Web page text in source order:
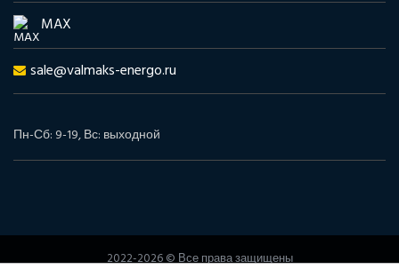
MAX
sale@valmaks-energo.ru
Пн-Сб: 9-19, Вс: выходной
2022-2026 © Все права защищены